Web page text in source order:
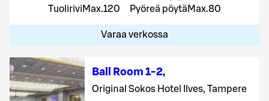
Tuolirivi Max.120 Pyöreä pöytä Max.80
Varaa verkossa
Ball Room 1-2,
Original Sokos Hotel Ilves, Tampere